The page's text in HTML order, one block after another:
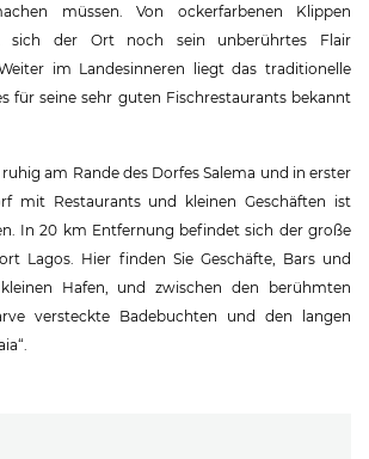
müssen. Von ockerfarbenen Klippen
sich der Ort noch sein unberührtes Flair
im Landesinneren liegt das traditionelle
für seine sehr guten Fischrestaurants bekannt
am Rande des Dorfes Salema und in erster
mit Restaurants und kleinen Geschäften ist
In 20 km Entfernung befindet sich der große
Lagos. Hier finden Sie Geschäfte, Bars und
Hafen, und zwischen den berühmten
versteckte Badebuchten und den langen